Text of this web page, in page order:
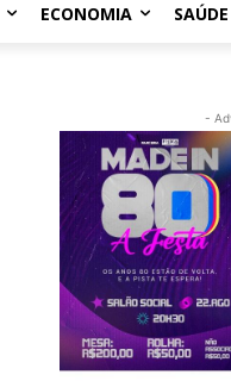
ECONOMIA SAÚDE
-